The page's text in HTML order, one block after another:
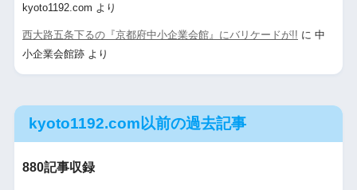
kyoto1192.com より
西大路五条下るの『京都府中小企業会館』にバリケードが!! に 中
小企業会館跡より
kyoto1192.com以前の過去記事
880記事収録